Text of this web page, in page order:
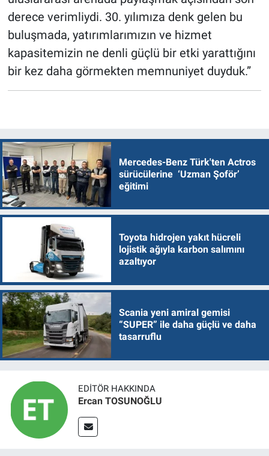
derece verimliydi. 30. yılımıza denk gelen bu
buluşmada, yatırımlarımızın ve hizmet
kapasitemizin ne denli güçlü bir etki yarattığını
bir kez daha görmekten memnuniyet duyduk.”
Mercedes-Benz Türk'ten Actros
sürücülerine ‘Uzman Şoför’
eğitimi
Toyota hidrojen yakıt hücreli
lojistik ağıyla karbon salımını
azaltıyor
Scania yeni amiral gemisi
“SUPER” ile daha güçlü ve daha
tasarruflu
EDITÖR HAKKINDA
Ercan TOSUNOĞLU